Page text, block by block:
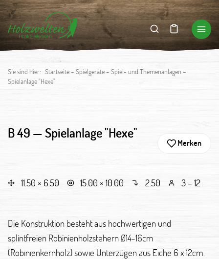
Sie sind hier: Startseite– Spielgeräte– Spiel- und Themenanlagen –
Spielanlage "Hexe"
B 49 —Spielanlage "Hexe"
Merken
11.50 × 6.50 15.00 × 10.00 2.50 3 – 12
Die Konstruktion besteht aus hochwertigen und
splintfreien Robinienholzstehern Ø14-16cm
(Robinienkernholz) sowie Unterzügen aus Eiche 6 x 12cm.